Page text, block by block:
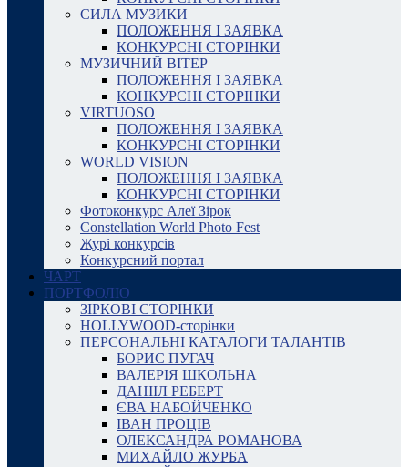
СИЛА МУЗИКИ
ПОЛОЖЕННЯ І ЗАЯВКА
КОНКУРСНІ СТОРІНКИ
МУЗИЧНИЙ ВІТЕР
ПОЛОЖЕННЯ І ЗАЯВКА
КОНКУРСНІ СТОРІНКИ
VIRTUOSO
ПОЛОЖЕННЯ І ЗАЯВКА
КОНКУРСНІ СТОРІНКИ
WORLD VISION
ПОЛОЖЕННЯ І ЗАЯВКА
КОНКУРСНІ СТОРІНКИ
Фотоконкурс Алеї Зірок
Constellation World Photo Fest
Журі конкурсів
Конкурсний портал
ЧАРТ
ПОРТФОЛІО
ЗІРКОВІ СТОРІНКИ
HOLLYWOOD-сторінки
ПЕРСОНАЛЬНІ КАТАЛОГИ ТАЛАНТІВ
БОРИС ПУГАЧ
ВАЛЕРІЯ ШКОЛЬНА
ДАНІІЛ РЕБЕРТ
ЄВА НАБОЙЧЕНКО
ІВАН ПРОЦІВ
ОЛЕКСАНДРА РОМАНОВА
МИХАЙЛО ЖУРБА